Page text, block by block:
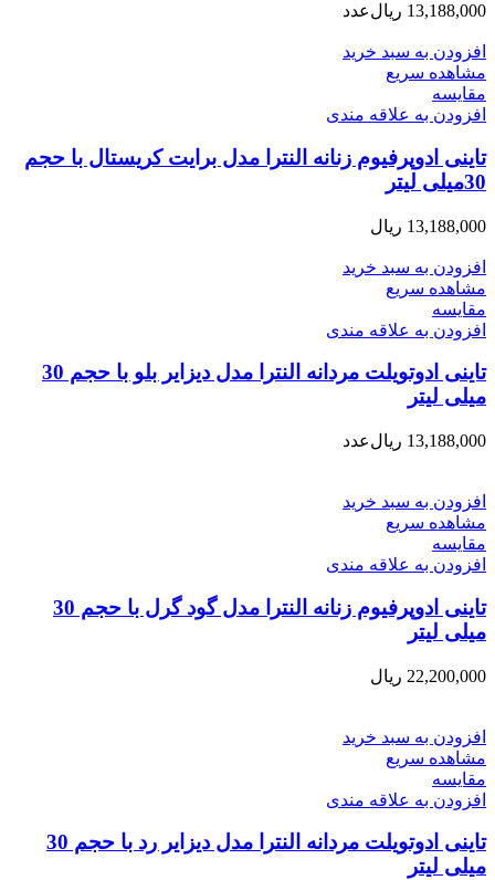
13,188,000 ریالعدد
افزودن به سبد خرید
مشاهده سریع
مقایسه
افزودن به علاقه مندی
تاینی ادوپرفیوم زنانه النترا مدل برایت کریستال با حجم
30میلی لیتر
13,188,000 ریال
افزودن به سبد خرید
مشاهده سریع
مقایسه
افزودن به علاقه مندی
تاینی ادوتویلت مردانه النترا مدل دیزایر بلو با حجم 30
میلی لیتر
13,188,000 ریالعدد
افزودن به سبد خرید
مشاهده سریع
مقایسه
افزودن به علاقه مندی
تاینی ادوپرفیوم زنانه النترا مدل گود گرل با حجم 30
میلی لیتر
22,200,000 ریال
افزودن به سبد خرید
مشاهده سریع
مقایسه
افزودن به علاقه مندی
تاینی ادوتویلت مردانه النترا مدل دیزایر رد با حجم 30
میلی لیتر